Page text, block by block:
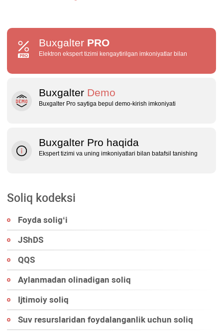
Buxgalter PRO
Elektron ekspert tizimi kengaytirilgan imkoniyatlar bilan
Buxgalter Demo
Buxgalter Pro saytiga bepul demo‑kirish imkoniyati
Buxgalter Pro haqida
Ekspert tizimi va uning imkoniyatlari bilan batafsil tanishing
Soliq kodeksi
Foyda soligʻi
JShDS
QQS
Aylanmadan olinadigan soliq
Ijtimoiy soliq
Suv resurslaridan foydalanganlik uchun soliq